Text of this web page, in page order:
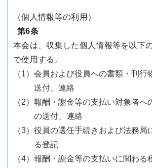
（個人情報等の利用）
第6条
本会は、収集した個人情報等を以下
で使用する。
（1） 会員および役員への書類・刊行
送付、連絡
（2） 報酬・謝金等の支払い対象者へ
の送付、連絡
（3） 役員の選任手続きおよび法務局
る登記
（4） 報酬・謝金等の支払いに関わる